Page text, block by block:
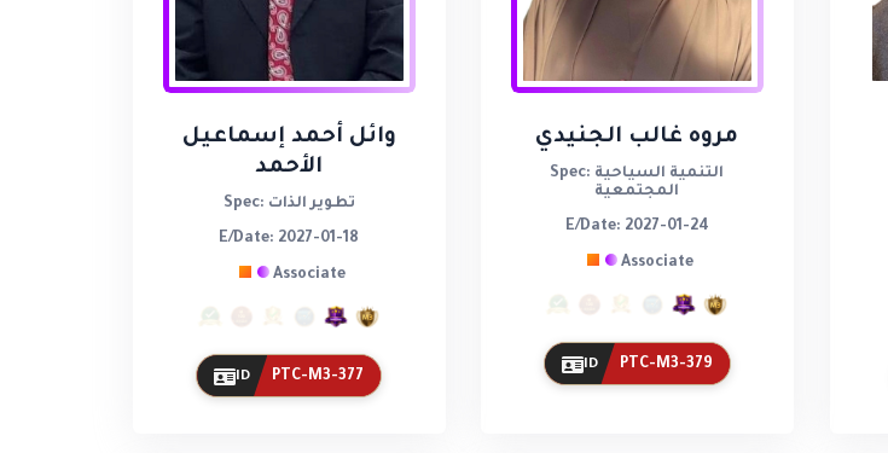
مروه غالب الجنيدي
Spec: التنمية السياحية
المجتمعية
E/Date: 2027-01-24
Associate
ID PTC-M3-379
وائل أحمد إسماعيل
الأحمد
Spec: تطوير الذات
E/Date: 2027-01-18
Associate
ID PTC-M3-377